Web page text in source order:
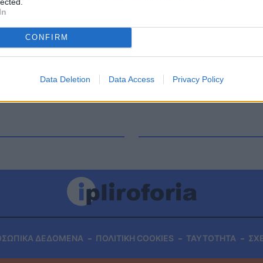
CONFIRM
Data Deletion Data Access Privacy Policy
μηνύματα στα social media από ανθρώπους
κάτι που τον σοκάρει και δε μπορεί να
στον […]
ΔΕΔΟΜΕΝΑ ΠΟΛΙΤΙΚΗ COOKIES ΤΑΥΤΟΤΗΤΑ